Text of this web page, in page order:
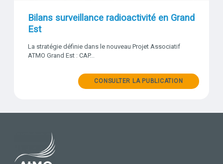
Bilans surveillance radioactivité en Grand
Est
La stratégie définie dans le nouveau Projet Associatif
ATMO Grand Est : CAP…
CONSULTER LA PUBLICATION
PIED DE PAGE